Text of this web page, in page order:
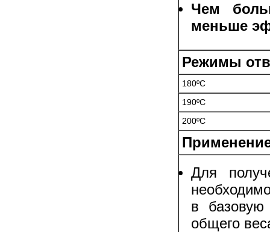
Чем
меньше
Режимы
180ºC
190ºC
200ºC
Для
в базовую
общего